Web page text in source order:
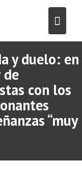
y duelo: en
con los
“muy
coordinador de
y posibles donantes